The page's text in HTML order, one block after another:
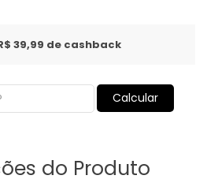
39,99 de cashback
Calcular
do Produto